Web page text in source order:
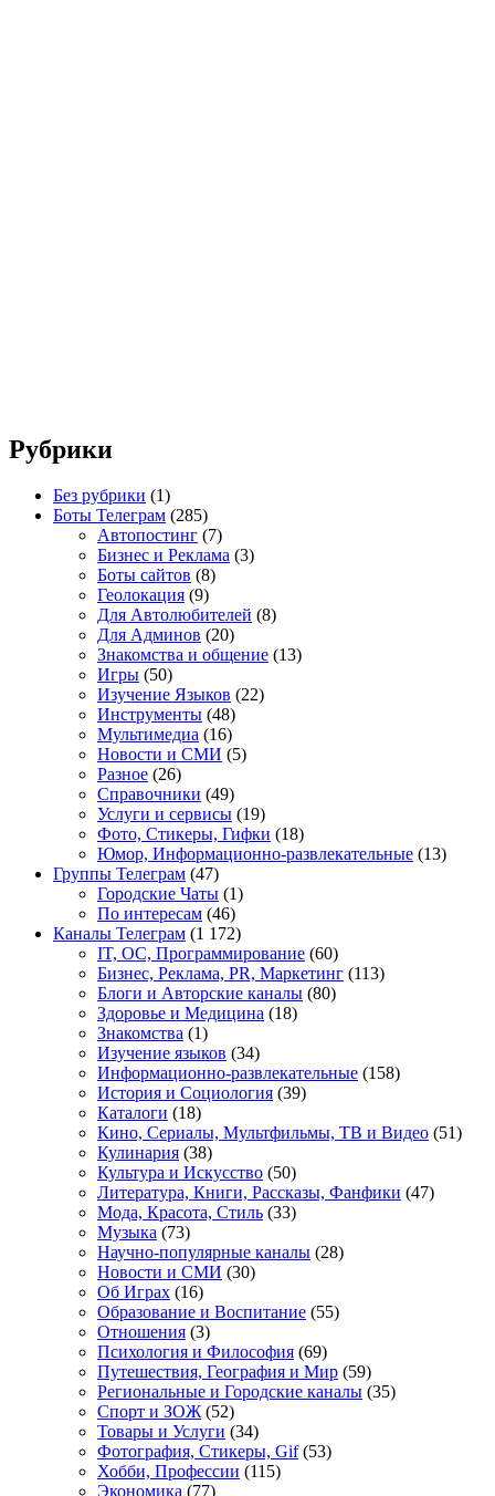
Рубрики
Без рубрики (1)
Боты Телеграм (285)
Автопостинг (7)
Бизнес и Реклама (3)
Боты сайтов (8)
Геолокация (9)
Для Автолюбителей (8)
Для Админов (20)
Знакомства и общение (13)
Игры (50)
Изучение Языков (22)
Инструменты (48)
Мультимедиа (16)
Новости и СМИ (5)
Разное (26)
Справочники (49)
Услуги и сервисы (19)
Фото, Стикеры, Гифки (18)
Юмор, Информационно-развлекательные (13)
Группы Телеграм (47)
Городские Чаты (1)
По интересам (46)
Каналы Телеграм (1 172)
IT, ОС, Программирование (60)
Бизнес, Реклама, PR, Маркетинг (113)
Блоги и Авторские каналы (80)
Здоровье и Медицина (18)
Знакомства (1)
Изучение языков (34)
Информационно-развлекательные (158)
История и Социология (39)
Каталоги (18)
Кино, Сериалы, Мультфильмы, ТВ и Видео (51)
Кулинария (38)
Культура и Искусство (50)
Литература, Книги, Рассказы, Фанфики (47)
Мода, Красота, Стиль (33)
Музыка (73)
Научно-популярные каналы (28)
Новости и СМИ (30)
Об Играх (16)
Образование и Воспитание (55)
Отношения (3)
Психология и Философия (69)
Путешествия, География и Мир (59)
Региональные и Городские каналы (35)
Спорт и ЗОЖ(52)
Товары и Услуги (34)
Фотография, Стикеры, Gif(53)
Хобби, Профессии (115)
Экономика (77)